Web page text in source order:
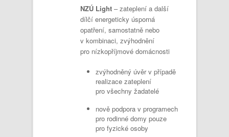
NZÚ Light – zateplení a další
dílčí energeticky úsporná
opatření, samostatně nebo
v kombinaci, zvýhodnění
pro nízkopříjmové domácnosti
zvýhodněný úvěr v případě
realizace zateplení
pro všechny žadatelé
nově podpora v programech
pro rodinné domy pouze
pro fyzické osoby